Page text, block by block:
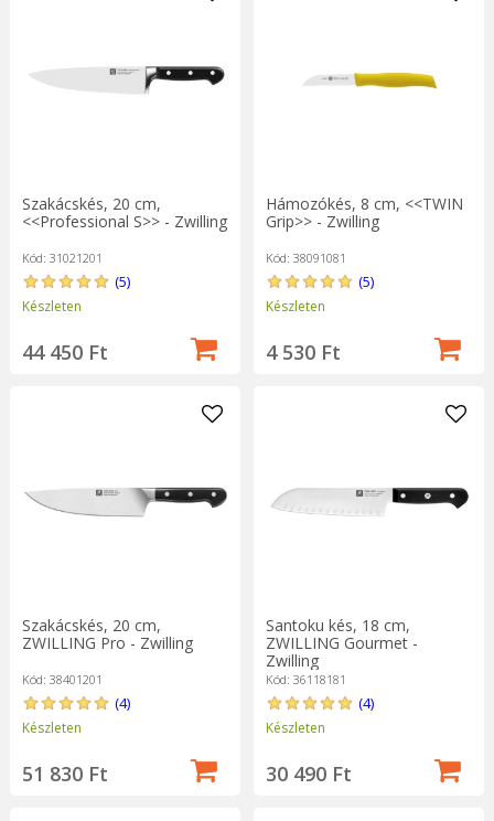
Szakácskés, 20 cm,
<<Professional S>> - Zwilling
Kód: 31021201
(5)
Készleten
44 450 Ft
Hámozókés, 8 cm, <<TWIN
Grip>> - Zwilling
Kód: 38091081
(5)
Készleten
4 530 Ft
Szakácskés, 20 cm,
ZWILLING Pro - Zwilling
Kód: 38401201
(4)
Készleten
51 830 Ft
Santoku kés, 18 cm,
ZWILLING Gourmet -
Zwilling
Kód: 36118181
(4)
Készleten
30 490 Ft